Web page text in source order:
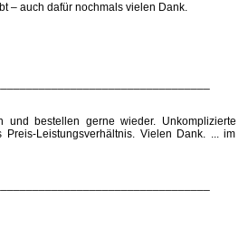
– auch dafür nochmals vielen Dank.
und bestellen gerne wieder. Unkomplizierte
Preis-Leistungsverhältnis. Vielen Dank. ... im